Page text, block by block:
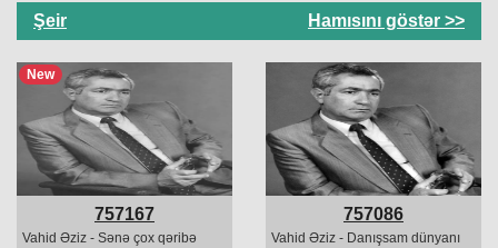
Şeir Hamısını göstər >>
New
757167
Vahid Əziz - Sənə çox qəribə
757086
Vahid Əziz - Danışsam dünyanı